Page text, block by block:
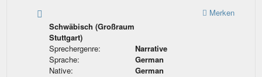
Schwäbisch (Großraum
Stuttgart)
Sprechergenre:
Narrative
Sprache:
German
Native:
German
Merken